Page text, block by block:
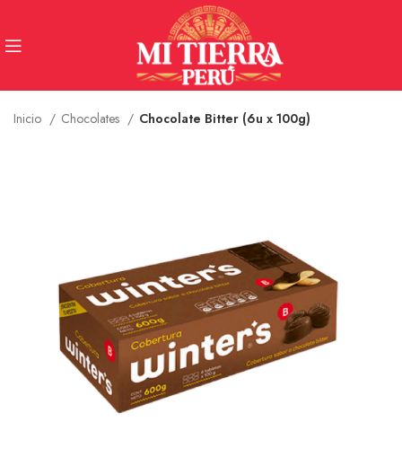
Inicio Chocolates Chocolate Bitter (6u x 100g)